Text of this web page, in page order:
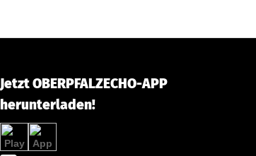
Jetzt OBERPFALZECHO-APP
herunterladen!